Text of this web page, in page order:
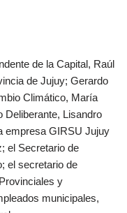
de la Capital, Raúl
de Jujuy; Gerardo
Climático, María
Deliberante, Lisandro
empresa GIRSU Jujuy
el Secretario de
el secretario de
y
municipales,